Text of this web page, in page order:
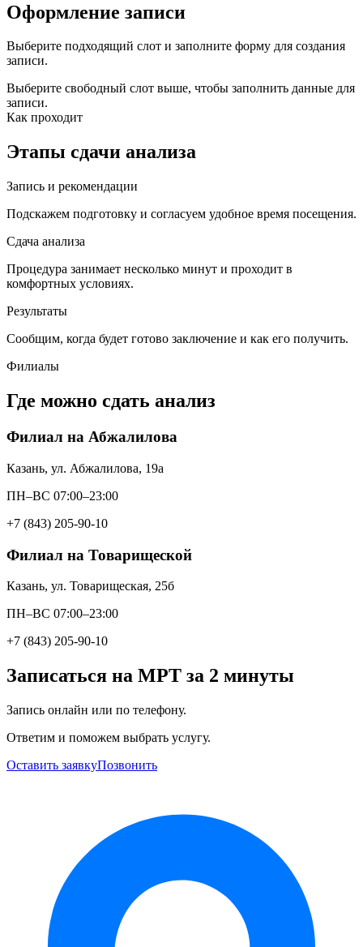
Оформление записи
Выберите подходящий слот и заполните форму для создания
записи.
Выберите свободный слот выше, чтобы заполнить данные для
записи.
Как проходит
Этапы сдачи анализа
Запись и рекомендации
Подскажем подготовку и согласуем удобное время посещения.
Сдача анализа
Процедура занимает несколько минут и проходит в
комфортных условиях.
Результаты
Сообщим, когда будет готово заключение и как его получить.
Филиалы
Где можно сдать анализ
Филиал на Абжалилова
Казань, ул. Абжалилова, 19а
ПН–ВС 07:00–23:00
+7 (843) 205-90-10
Филиал на Товарищеской
Казань, ул. Товарищеская, 25б
ПН–ВС 07:00–23:00
+7 (843) 205-90-10
Записаться на МРТ за 2 минуты
Запись онлайн или по телефону.
Ответим и поможем выбрать услугу.
Оставить заявкуПозвонить